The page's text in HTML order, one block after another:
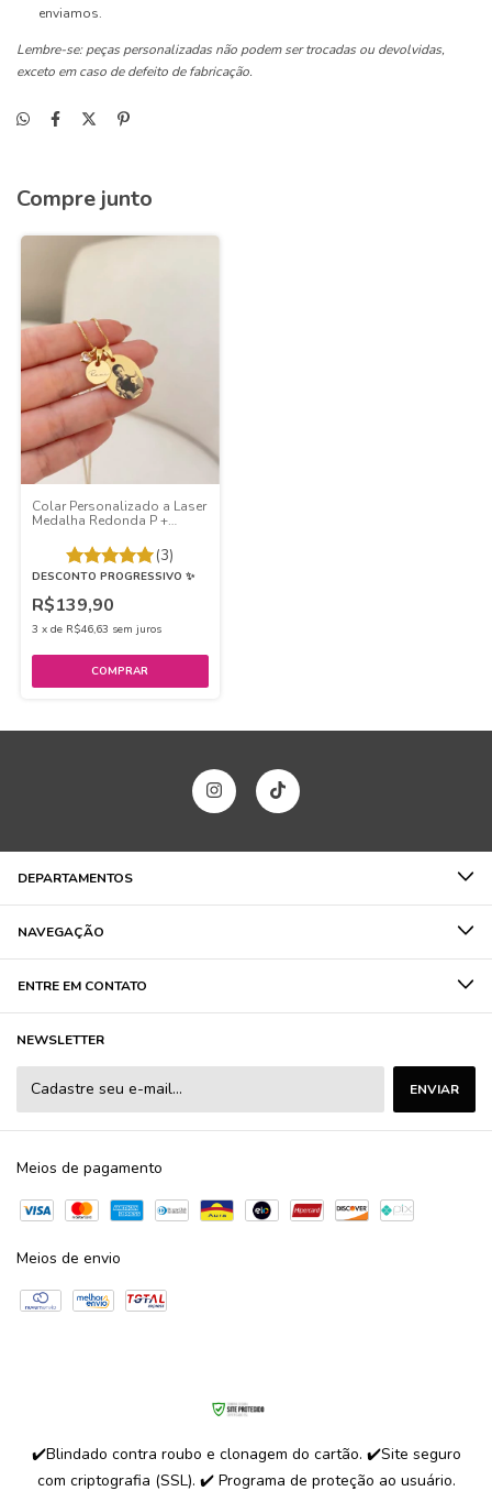
enviamos.
Lembre-se: peças personalizadas não podem ser trocadas ou devolvidas,
exceto em caso de defeito de fabricação.
Compre junto
Colar Personalizado a Laser
Medalha Redonda P +
Ouro 18k
(3)
DESCONTO PROGRESSIVO ✨
R$139,90
3 x de R$46,63 sem juros
COMPRAR
DEPARTAMENTOS
NAVEGAÇÃO
ENTRE EM CONTATO
NEWSLETTER
Meios de pagamento
Meios de envio
✔️Blindado contra roubo e clonagem do cartão. ✔️Site seguro
com criptografia (SSL). ✔️ Programa de proteção ao usuário.